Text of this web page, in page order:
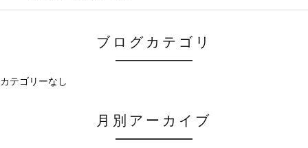
ブログカテゴリ
カテゴリーなし
月別アーカイブ